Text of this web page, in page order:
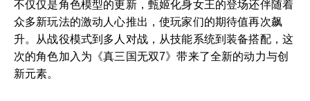
不仅仅是角色模型的更新，甄姬化身女王的登场还伴随着
众多新玩法的激动人心推出，使玩家们的期待值再次飙
升。从战役模式到多人对战，从技能系统到装备搭配，这
次的角色加入为《真三国无双7》带来了全新的动力与创
新元素。